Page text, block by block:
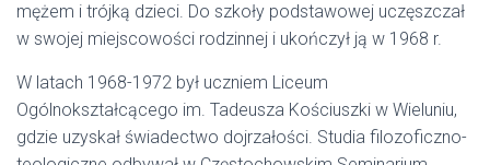
mężem i trójką dzieci. Do szkoły podstawowej uczęszczał
w swojej miejscowości rodzinnej i ukończył ją w 1968 r.
W latach 1968-1972 był uczniem Liceum
Ogólnokształcącego im. Tadeusza Kościuszki w Wieluniu,
gdzie uzyskał świadectwo dojrzałości. Studia filozoficzno-